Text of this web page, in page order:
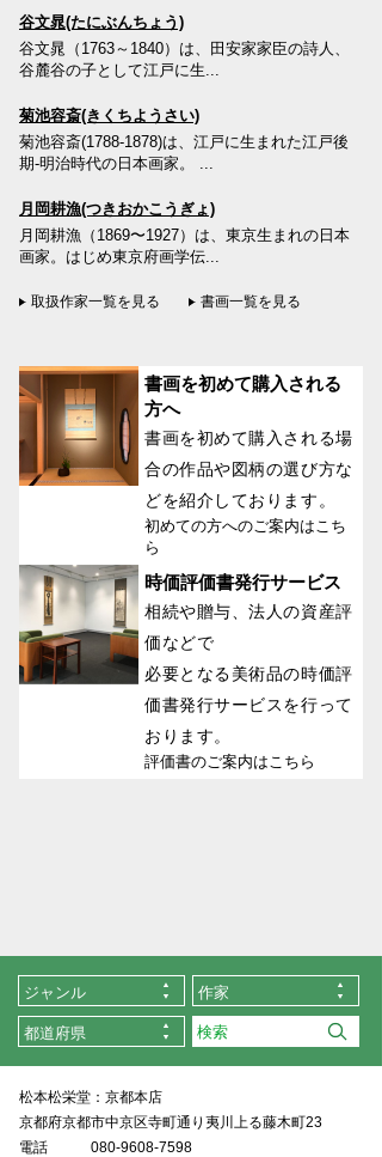
谷文晁(たにぶんちょう)
谷文晁（1763～1840）は、田安家家臣の詩人、
谷麓谷の子として江戸に生...
菊池容斎(きくちようさい)
菊池容斎(1788-1878)は、江戸に生まれた江戸後
期-明治時代の日本画家。 ...
月岡耕漁(つきおかこうぎょ)
月岡耕漁（1869〜1927）は、東京生まれの日本
画家。はじめ東京府画学伝...
取扱作家一覧を見る 書画一覧を見る
書画を初めて購入される
方へ
書画を初めて購入される場
合の作品や図柄の選び方な
どを紹介しております。
初めての方へのご案内はこち
ら
時価評価書発行サービス
相続や贈与、法人の資産評
価などで
必要となる美術品の時価評
価書発行サービスを行って
おります。
評価書のご案内はこちら
ジャンル 作家
都道府県
松本松栄堂：京都本店
京都府京都市中京区寺町通り夷川上る藤木町23
電話
080-9608-7598